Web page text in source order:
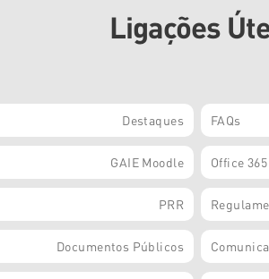
Ligações
Destaques FAQs
GAIE Moodle Office 365
PRR
Documentos Públicos